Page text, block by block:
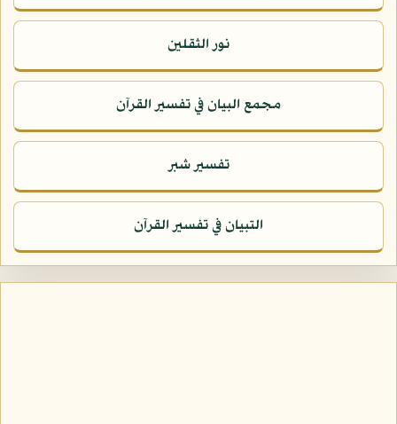
نور الثقلين
مجمع البيان في تفسير القرآن
تفسير شبر
التبيان في تفسير القرآن